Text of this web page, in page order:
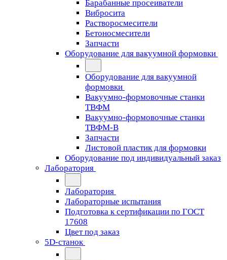
Барабанные просеиватели
Вибросита
Растворосмесители
Бетоносмесители
Запчасти
Оборудование для вакуумной формовки
Оборудование для вакуумной
формовки
Вакуумно-формовочные станки
ТВФМ
Вакуумно-формовочные станки
ТВФМ-В
Запчасти
Листовой пластик для формовки
Оборудование под индивидуальный заказ
Лаборатория
Лаборатория
Лабораторные испытания
Подготовка к сертификации по ГОСТ
17608
Цвет под заказ
5D-станок